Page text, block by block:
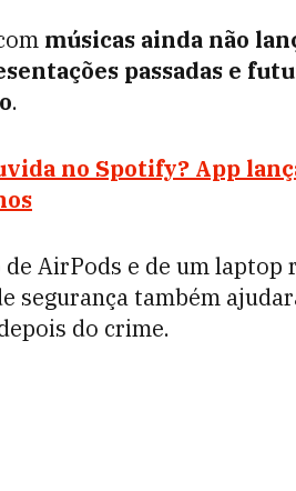
músicas ainda não
passadas e
.
no Spotify? App
AirPods e de um laptop
segurança também
do crime.